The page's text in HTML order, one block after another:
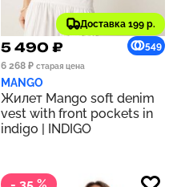
Доставка 199 р.
5 490 ₽
549
6 268 ₽ старая цена
MANGO
Жилет Mango soft denim
vest with front pockets in
indigo | INDIGO